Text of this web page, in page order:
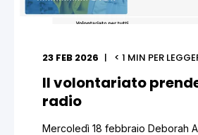
23 FEB 2026 < 1 MIN PER
Il volontariato
radio
Mercoledì 18 febbraio Deborah